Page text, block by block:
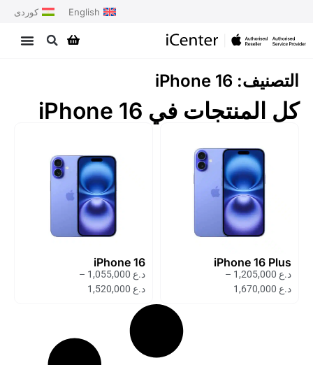
English کوردی
التصنيف: iPhone 16
كل المنتجات في iPhone 16
iPhone 16 Plus
د.ع
–
د.ع
iPhone 16
د.ع
–
د.ع